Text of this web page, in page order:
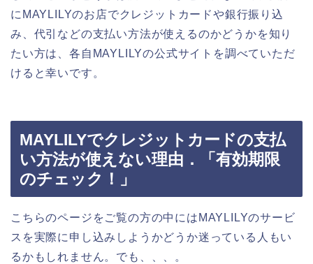
にMAYLILYのお店でクレジットカードや銀行振り込
み、代引などの支払い方法が使えるのかどうかを知り
たい方は、各自MAYLILYの公式サイトを調べていただ
けると幸いです。
MAYLILYでクレジットカードの支払
い方法が使えない理由．「有効期限
のチェック！」
こちらのページをご覧の方の中にはMAYLILYのサービ
スを実際に申し込みしようかどうか迷っている人もい
るかもしれません。でも、、、。